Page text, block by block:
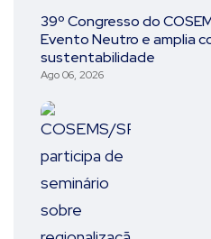
39º Congresso do
Evento Neutro e amplia
sustentabilidade
Ago 06, 2026